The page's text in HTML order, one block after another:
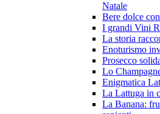
Natale
Bere dolce
I grandi Vini
La storia
Enoturismo
Prosecco
Lo
Enigmatica
La Lattuga in
La Banana: